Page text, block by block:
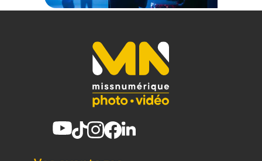
Confort et maniabilité
poignée rétractable offre une grande maniabilité. De plus,
cette mallette dispose de 2 poignées en acier inoxydable qui
se rétractent, pour éviter qu’elles ne soient endommagées
lors des voyages ou du transport. Cette mallette de transport
est également équipée d'une soupape de décharge de
pression automatique et d'un système de cadre intégré pour
accueillir des panneaux personnalisés sans avoir à percer